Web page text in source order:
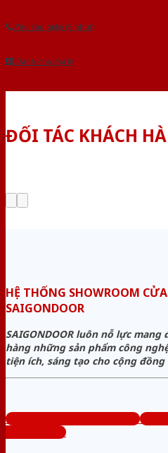
Yêu cầu gọi lại (3 phút)
Dành cho đại lý
ĐỐI TÁC KHÁCH
HỆ THỐNG SHOWROOM
SAIGONDOOR
SAIGONDOOR luôn nỗ lực
hàng những sản phẩm công
tiện ích, sáng tạo cho cộng
www.cuanhuaphongngu.com
Tổng
0824.400.400